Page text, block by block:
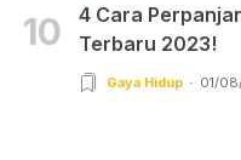
10
4 Cara
Terbaru 2023!
Gaya Hidup 01/